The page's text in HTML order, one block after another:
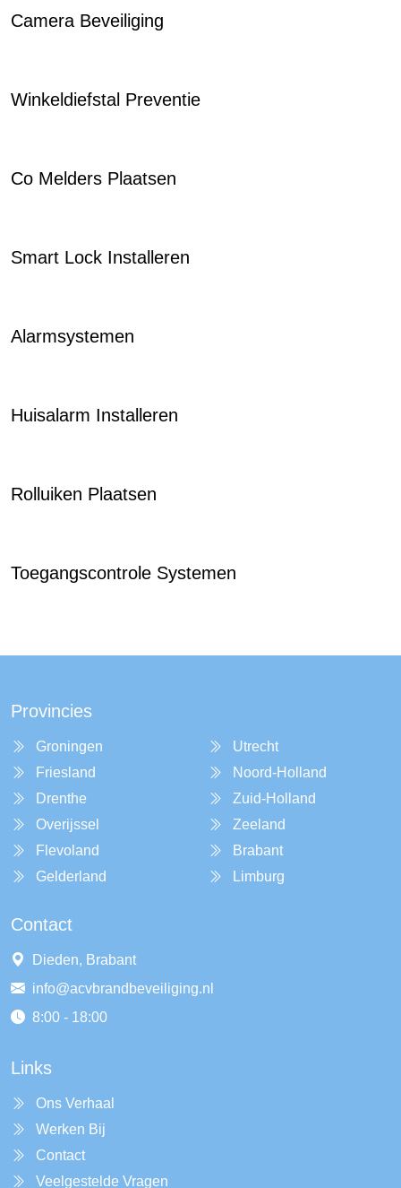
Camera Beveiliging
Winkeldiefstal Preventie
Co Melders Plaatsen
Smart Lock Installeren
Alarmsystemen
Huisalarm Installeren
Rolluiken Plaatsen
Toegangscontrole Systemen
Provincies
Groningen
Friesland
Drenthe
Overijssel
Flevoland
Gelderland
Utrecht
Noord-Holland
Zuid-Holland
Zeeland
Brabant
Limburg
Contact
Dieden, Brabant
info@acvbrandbeveiliging.nl
8:00 - 18:00
Links
Ons Verhaal
Werken Bij
Contact
Veelgestelde Vragen